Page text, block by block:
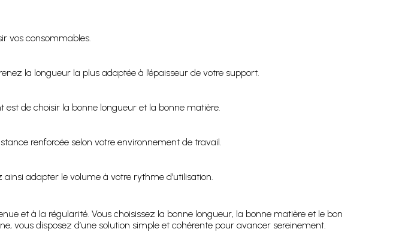
vos consommables.
la longueur la plus adaptée à l’épaisseur de votre support.
est de choisir la bonne longueur et la bonne matière.
renforcée selon votre environnement de travail.
adapter le volume à votre rythme d’utilisation.
et à la régularité. Vous choisissez la bonne longueur, la bonne matière et le bon
vous disposez d’une solution simple et cohérente pour avancer sereinement.